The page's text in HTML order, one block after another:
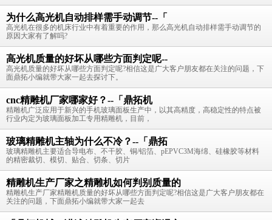
为什么高光机自动排样需手动调节--「
高光机在很多的机床行业中有着重要的作用，那么高光机自动排样需手动调节的
原因大家有了解吗?
高光机质量的好坏从哪些方面判定呢--
高光机质量的好坏从哪些方面判定呢?相信这是广大客户朋友都在关注的问题，下
面鼎拓小编就带大家一起去探讨下。
cnc精雕机厂家哪家好？--「鼎拓机
精雕机广泛应用于新兴的手机玻璃面板生产中，以其高精度，高稳定性的特点被
行业内定为玻璃面板加工专用精雕机，目前，
玻璃精雕机主轴为什么不冷？--「鼎拓
玻璃精雕机主要适合导电布、不干胶、铜/铝箔、pEPVC3M海绵、硅橡胶等材料
的精密裁切、模切、贴合、切条、切片
精雕机生产厂家之精雕机如何判别质量的
精雕机生产厂家精雕机质量的好坏从哪些方面判定呢?相信这是广大客户朋友都在
关注的问题，下面鼎拓小编就带大家一起去